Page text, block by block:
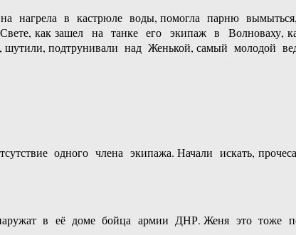
в кастрюле воды, помогла парню вымыться,
как зашел на танке его экипаж в Волноваху,
подтрунивали над Женькой, самый молодой
одного члена экипажа. Начали искать,
в её доме бойца армии ДНР. Женя это тоже